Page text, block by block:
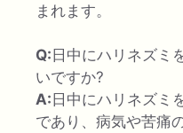
まれます。
Q: 日中にハリネズミ
いですか?
A: 日中にハリネズミ
であり、病気や苦痛